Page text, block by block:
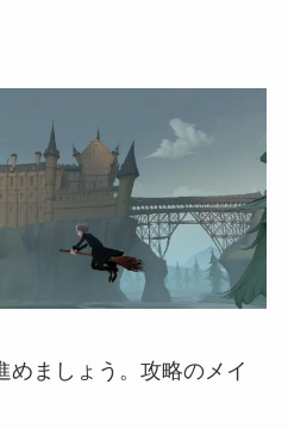
めましょう。攻略のメイ